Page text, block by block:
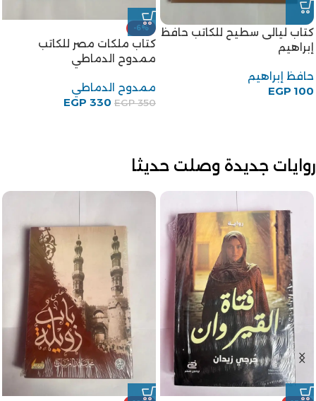
كتاب مجتمع مصر والشام زمن
المماليك الجراكسة للكاتبة
إيمان محمود إسماعيل
حسين
طه حسين
EGP100
روايات جديدة وصلت حديثا